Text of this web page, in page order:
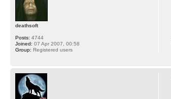
deathsoft
Posts: 4744
Joined: 07 Apr 2007, 00:58
Group: Registered users